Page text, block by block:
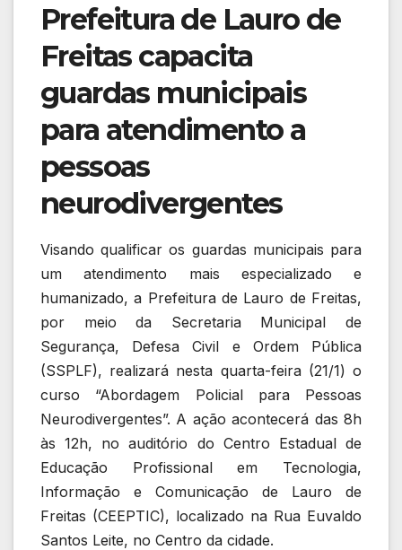
Prefeitura de Lauro de
Freitas capacita
guardas municipais
para atendimento a
pessoas
neurodivergentes
Visando qualificar os guardas municipais para
um atendimento mais especializado e
humanizado, a Prefeitura de Lauro de Freitas,
por meio da Secretaria Municipal de
Segurança, Defesa Civil e Ordem Pública
(SSPLF), realizará nesta quarta-feira (21/1) o
curso “Abordagem Policial para Pessoas
Neurodivergentes”. A ação acontecerá das 8h
às 12h, no auditório do Centro Estadual de
Educação Profissional em Tecnologia,
Informação e Comunicação de Lauro de
Freitas (CEEPTIC), localizado na Rua Euvaldo
Santos Leite, no Centro da cidade.